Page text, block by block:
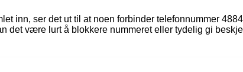
inn, ser det ut til at noen forbinder telefonnummer
det være lurt å blokkere nummeret eller tydelig gi